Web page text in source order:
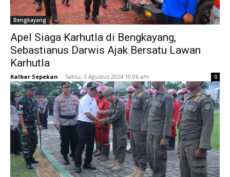
Bengkayang
Apel Siaga Karhutla di Bengkayang,
Sebastianus Darwis Ajak Bersatu Lawan
Karhutla
Kalbar Sepekan - Sabtu, 3 Agustus 2024 10:06 am 0